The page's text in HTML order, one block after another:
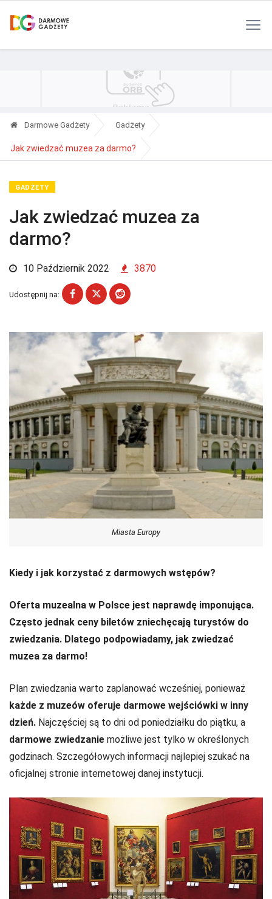
Darmowe Gadżety Gadżety
Jak zwiedzać muzea za darmo?
GADŻETY
Jak zwiedzać muzea za
darmo?
10 Październik 2022 3870
Udostępnij na:
Miasta Europy
Kiedy i jak korzystać z darmowych wstępów?
Oferta muzealna w Polsce jest naprawdę imponująca.
Często jednak ceny biletów zniechęcają turystów do
zwiedzania. Dlatego podpowiadamy, jak zwiedzać
muzea za darmo!
Plan zwiedzania warto zaplanować wcześniej, ponieważ
każde z muzeów oferuje darmowe wejściówki w inny
dzień. Najczęściej są to dni od poniedziałku do piątku, a
darmowe zwiedzanie możliwe jest tylko w określonych
godzinach. Szczegółowych informacji najlepiej szukać na
oficjalnej stronie internetowej danej instytucji.